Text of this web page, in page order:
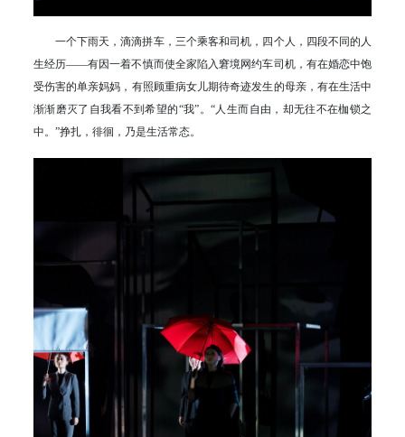
一个下雨天，滴滴拼车，三个乘客和司机，四个人，四段不同的人
生经历——有因一着不慎而使全家陷入窘境网约车司机，有在婚恋中饱
受伤害的单亲妈妈，有照顾重病女儿期待奇迹发生的母亲，有在生活中
渐渐磨灭了自我看不到希望的“我”。“人生而自由，却无往不在枷锁之
中。”挣扎，徘徊，乃是生活常态。